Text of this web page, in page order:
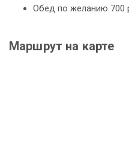
Обед по желанию 700
Маршрут на карте